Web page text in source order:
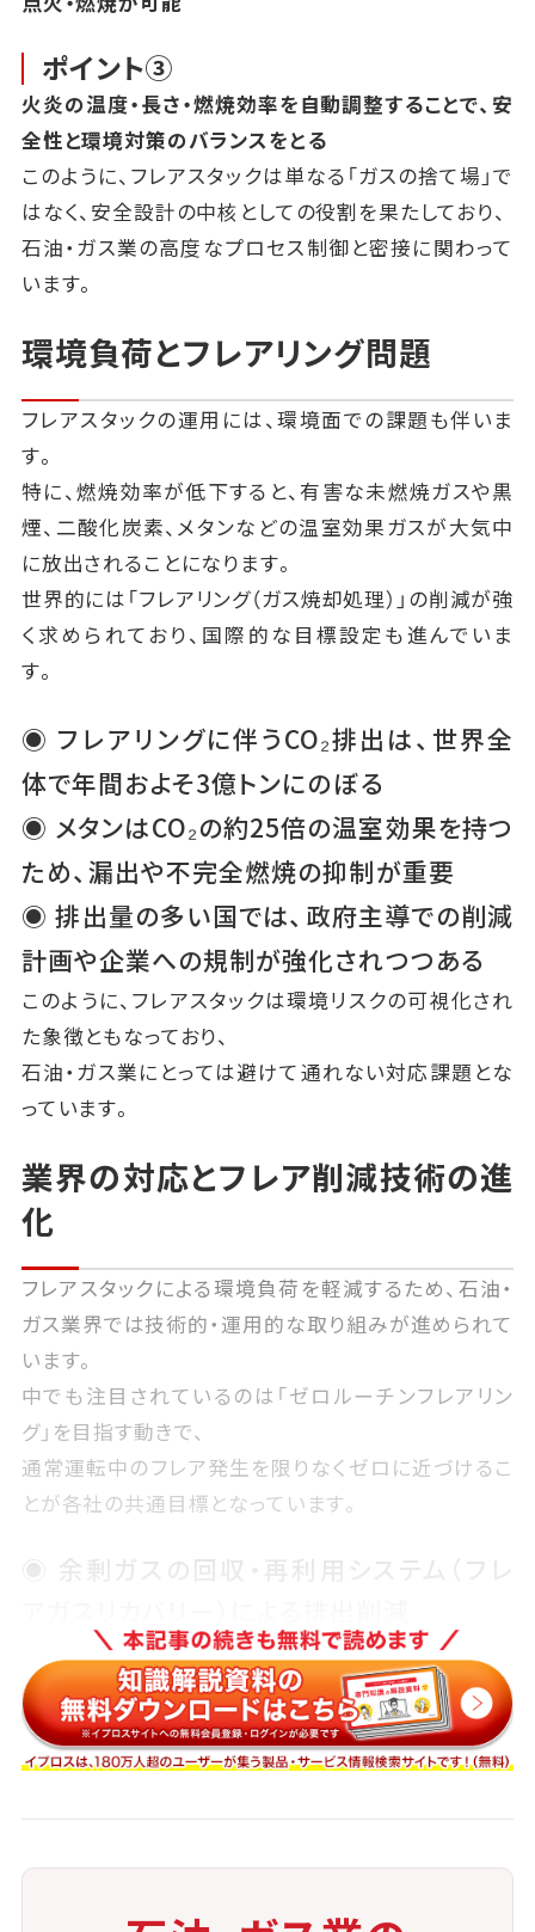
ポイント③
火炎の温度・長さ・燃焼効率を自動調整することで、安
全性と環境対策のバランスをとる
このように、フレアスタックは単なる「ガスの捨て場」で
はなく、安全設計の中核としての役割を果たしており、
石油・ガス業の高度なプロセス制御と密接に関わって
います。
環境負荷とフレアリング問題
フレアスタックの運用には、環境面での課題も伴いま
す。
特に、燃焼効率が低下すると、有害な未燃焼ガスや黒
煙、二酸化炭素、メタンなどの温室効果ガスが大気中
に放出されることになります。
世界的には「フレアリング（ガス焼却処理）」の削減が強
く求められており、国際的な目標設定も進んでいま
す。
◉ フレアリングに伴うCO₂排出は、世界全
体で年間およそ3億トンにのぼる
◉ メタンはCO₂の約25倍の温室効果を持つ
ため、漏出や不完全燃焼の抑制が重要
◉ 排出量の多い国では、政府主導での削減
計画や企業への規制が強化されつつある
このように、フレアスタックは環境リスクの可視化され
た象徴ともなっており、
石油・ガス業にとっては避けて通れない対応課題とな
っています。
業界の対応とフレア削減技術の進
化
フレアスタックによる環境負荷を軽減するため、石油・
ガス業界では技術的・運用的な取り組みが進められて
います。
中でも注目されているのは「ゼロルーチンフレアリン
グ」を目指す動きで、
通常運転中のフレア発生を限りなくゼロに近づけるこ
とが各社の共通目標となっています。
◉ 余剰ガスの回収・再利用システム（フレ
◉ 遠隔監視・AI制御によるフレア量の最小
化と燃焼効率の最適化
◉ 小型ガスタービンや発電設備によるエネ
ルギー有効活用
これらの取り組みによって、フレアスタックの「安全装
つあります。